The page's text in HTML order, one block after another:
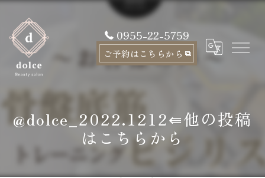
0955-22-5759
ご予約はこちらから
@dolce_2022.1212⇚他の投稿
はこちらから